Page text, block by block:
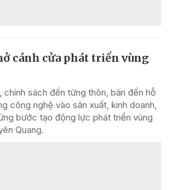
cánh cửa phát triển vùng
sách đến từng thôn, bản đến hỗ
công nghệ vào sản xuất, kinh doanh,
bước tạo động lực phát triển vùng
Quang.